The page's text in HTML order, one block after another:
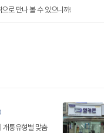
로 만나 볼 수 있으니까!
통유형별 맞춤